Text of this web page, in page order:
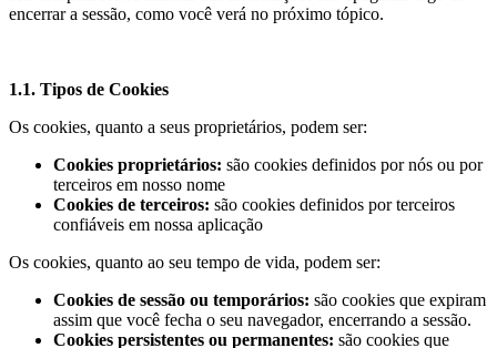
encerrar a sessão, como você verá no próximo tópico.
1.1. Tipos de Cookies
Os cookies, quanto a seus proprietários, podem ser:
Cookies proprietários: são cookies definidos por nós ou por
terceiros em nosso nome
Cookies de terceiros: são cookies definidos por terceiros
confiáveis em nossa aplicação
Os cookies, quanto ao seu tempo de vida, podem ser:
Cookies de sessão ou temporários: são cookies que expiram
assim que você fecha o seu navegador, encerrando a sessão.
Cookies persistentes ou permanentes: são cookies que